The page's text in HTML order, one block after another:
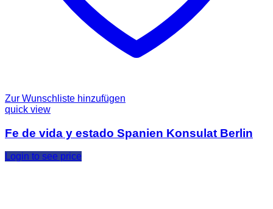
Zur Wunschliste hinzufügen
quick view
Fe de vida y estado Spanien Konsulat Berlin
Login to see price